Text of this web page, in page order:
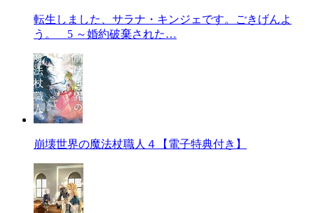
転生しました、サラナ・キンジェです。ごきげんよ
う。 5 ～婚約破棄された…
崩壊世界の魔法杖職人４【電子特典付き】